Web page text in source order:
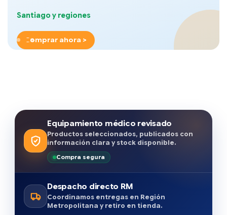
Santiago y regiones
Comprar ahora >
Equipamiento médico revisado
Productos seleccionados, publicados con
información clara y stock disponible.
Compra segura
Despacho directo RM
Coordinamos entregas en Región
Metropolitana y retiro en tienda.